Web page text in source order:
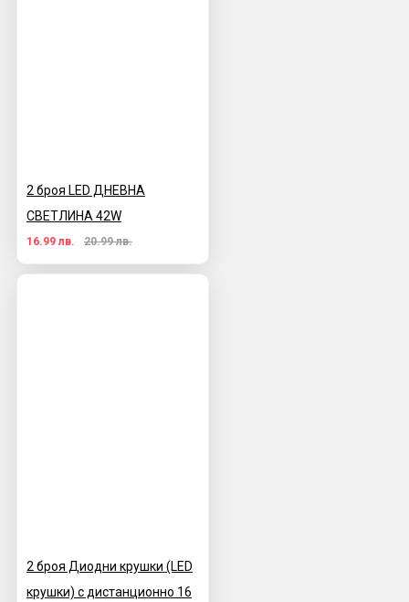
2 броя LED ДНЕВНА
СВЕТЛИНА 42W
16.99 лв. 20.99 лв.
2 броя Диодни крушки (LED
крушки) с дистанционно 16